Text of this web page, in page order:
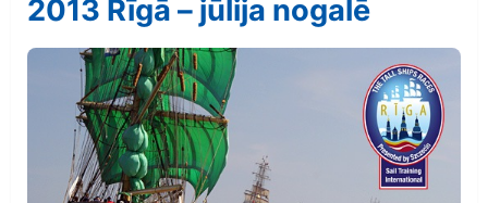
2013 Rīgā – jūlija nogalē